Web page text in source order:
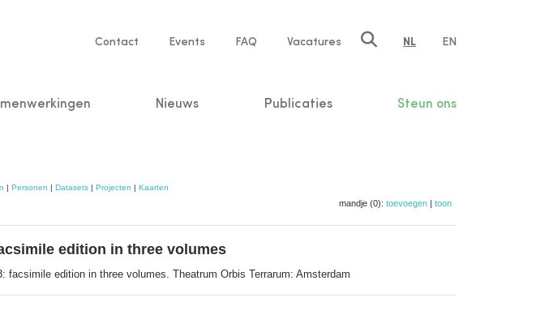
Service
Contact Events FAQ Vacatures NL EN
Nieuws Publicaties Steun ons
| Personen | Datasets| Projecten | Kaarten
mandje (0): toevoegen | toon
edition in three volumes
facsimile edition in three volumes. Theatrum Orbis Terrarum: Amsterdam